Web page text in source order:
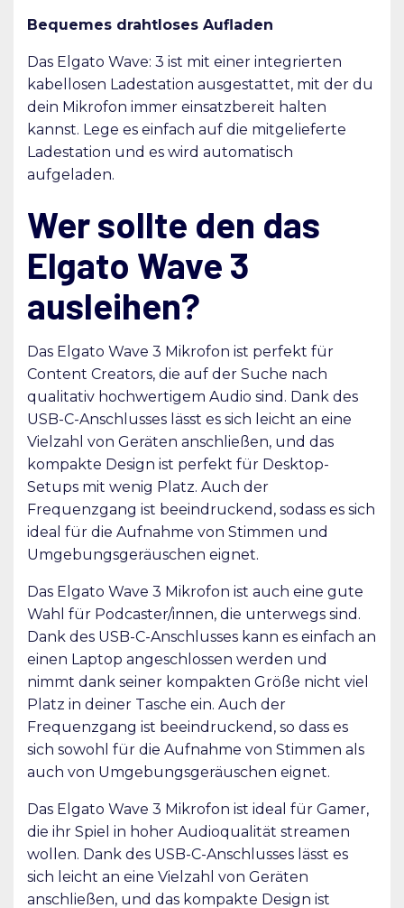
Bequemes drahtloses Aufladen
Das Elgato Wave: 3 ist mit einer integrierten
kabellosen Ladestation ausgestattet, mit der du
dein Mikrofon immer einsatzbereit halten
kannst. Lege es einfach auf die mitgelieferte
Ladestation und es wird automatisch
aufgeladen.
Wer sollte den das
Elgato Wave 3
ausleihen?
Das Elgato Wave 3 Mikrofon ist perfekt für
Content Creators, die auf der Suche nach
qualitativ hochwertigem Audio sind. Dank des
USB-C-Anschlusses lässt es sich leicht an eine
Vielzahl von Geräten anschließen, und das
kompakte Design ist perfekt für Desktop-
Setups mit wenig Platz. Auch der
Frequenzgang ist beeindruckend, sodass es sich
ideal für die Aufnahme von Stimmen und
Umgebungsgeräuschen eignet.
Das Elgato Wave 3 Mikrofon ist auch eine gute
Wahl für Podcaster/innen, die unterwegs sind.
Dank des USB-C-Anschlusses kann es einfach an
einen Laptop angeschlossen werden und
nimmt dank seiner kompakten Größe nicht viel
Platz in deiner Tasche ein. Auch der
Frequenzgang ist beeindruckend, so dass es
sich sowohl für die Aufnahme von Stimmen als
auch von Umgebungsgeräuschen eignet.
Das Elgato Wave 3 Mikrofon ist ideal für Gamer,
die ihr Spiel in hoher Audioqualität streamen
wollen. Dank des USB-C-Anschlusses lässt es
sich leicht an eine Vielzahl von Geräten
anschließen, und das kompakte Design ist